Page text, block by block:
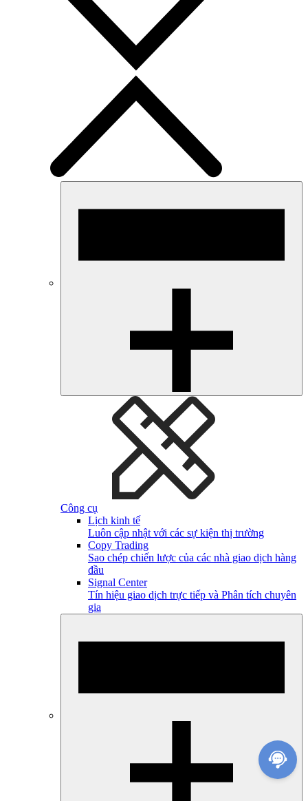
Công cụ
Lịch kinh tế
Luôn cập nhật với các sự kiện thị trường
Copy Trading
Sao chép chiến lược của các nhà giao dịch hàng
đầu
Signal Center
Tín hiệu giao dịch trực tiếp và Phân tích chuyên
gia